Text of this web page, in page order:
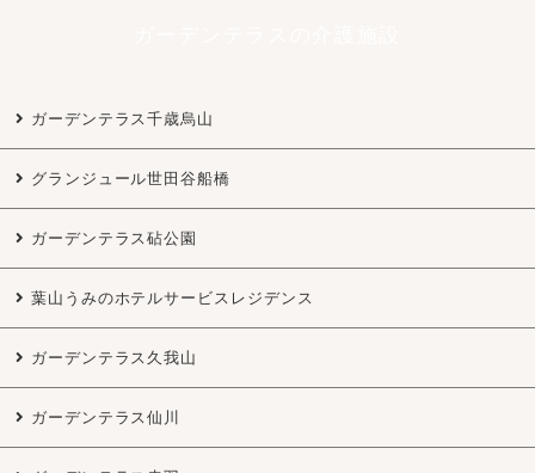
ガーデンテラス千歳烏山
グランジュール世田谷船橋
ガーデンテラス砧公園
葉山うみのホテルサービスレジデンス
ガーデンテラス久我山
ガーデンテラス仙川